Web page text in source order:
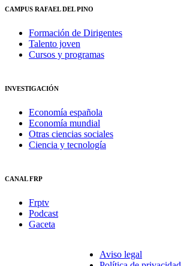
CAMPUS RAFAEL DEL PINO
Formación de Dirigentes
Talento joven
Cursos y programas
INVESTIGACIÓN
Economía española
Economía mundial
Otras ciencias sociales
Ciencia y tecnología
CANAL FRP
Frptv
Podcast
Gaceta
Aviso legal